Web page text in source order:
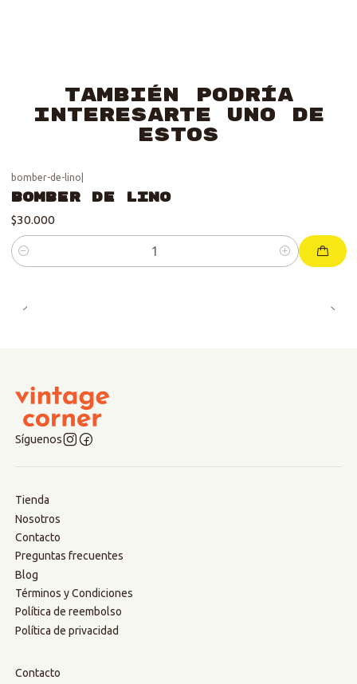
También podría
interesarte uno de
estos
bomber-de-lino
Bomber de Lino
$30.000
Cantidad
Síguenos
Tienda
Nosotros
Contacto
Preguntas frecuentes
Blog
Términos y Condiciones
Política de reembolso
Política de privacidad
Contacto